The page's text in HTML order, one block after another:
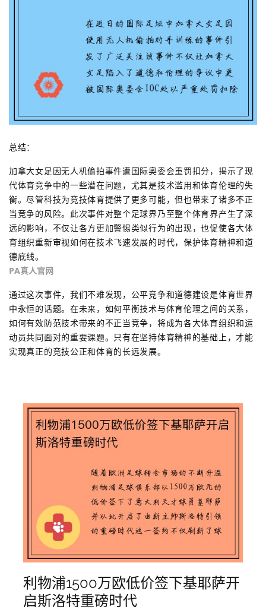
总结：
加拿大女足因无人机偷拍事件遭国际奥委会重罚扣分，揭示了现
代体育竞争中的一些潜在问题，尤其是技术滥用和体育伦理的失
衡。尽管科技为竞技体育提供了更多可能，但也带来了诸多不正
当竞争的风险。此次事件对整个足球界乃至整个体育界产生了深
远的影响，不仅让各方更加警惕类似行为的出现，也促使各大体
育组织重新审视如何在技术飞速发展的时代，保护体育精神和道
德底线。
PA真人官网
通过这次事件，我们不难发现，公平竞争和道德建设是体育世界
中永恒的话题。在未来，如何平衡技术与体育伦理之间的关系，
如何有效防范技术带来的不正当竞争，将成为各大体育组织和运
动员共同面对的重要课题。只有在坚持体育精神的基础上，才能
实现真正的竞技公正和体育的长远发展。
利物浦1500万欧低价签下基耶萨开
启斯洛特重磅时代